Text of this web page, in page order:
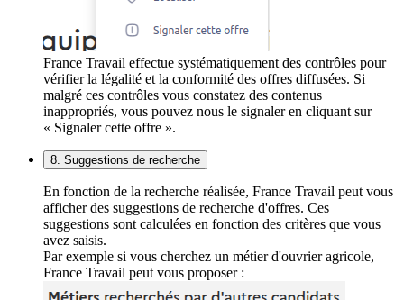
France Travail effectue systématiquement des contrôles pour
vérifier la légalité et la conformité des offres diffusées. Si
malgré ces contrôles vous constatez des contenus
inappropriés, vous pouvez nous le signaler en cliquant sur
« Signaler cette offre ».
8. Suggestions de recherche
En fonction de la recherche réalisée, France Travail peut vous
afficher des suggestions de recherche d'offres. Ces
suggestions sont calculées en fonction des critères que vous
avez saisis.
Par exemple si vous cherchez un métier d'ouvrier agricole,
France Travail peut vous proposer :